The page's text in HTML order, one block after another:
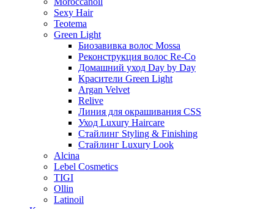
Sexy Hair
Teotema
Green Light
Биозавивка волос Mossa
Реконструкция волос Re-Co
Домашний уход Day by Day
Красители Green Light
Argan Velvet
Relive
Линия для окрашивания CSS
Уход Luxury Haircare
Стайлинг Styling & Finishing
Стайлинг Luxury Look
Alcina
Lebel Cosmetics
TIGI
Ollin
Latinoil